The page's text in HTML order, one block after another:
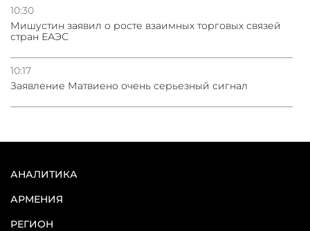
10:30
Мишустин заявил о росте взаимных торговых связей
стран ЕАЭС
10:17
Заявление Матвиено очень серьезный сигнал
АНАЛИТИКА
АРМЕНИЯ
РЕГИОН